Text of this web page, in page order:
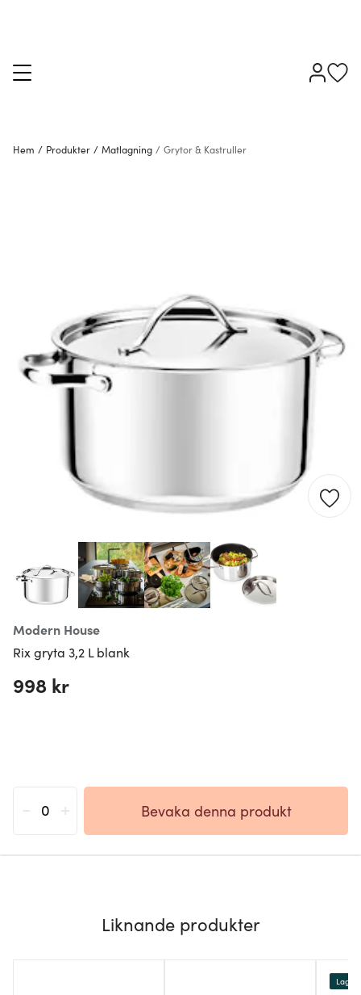
Hem / Produkter / Matlagning / Grytor & Kastruller
Modern House
Rix gryta 3,2 L blank
998 kr
Bevaka denna produkt
Liknande produkter